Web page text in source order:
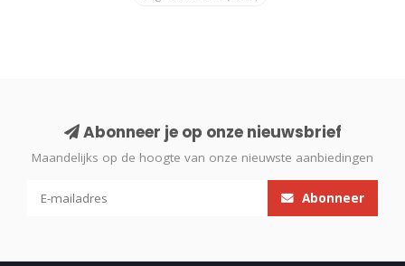
Abonneer je op onze nieuwsbrief
Maandelijks op de hoogte van onze nieuwste aanbiedingen
Abonneer